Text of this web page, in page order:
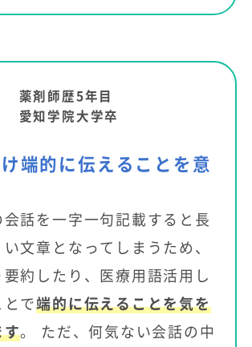
薬剤師歴5年目
愛知学院大学卒
端的に伝えることを意
話を一字一句記載すると長
文章となってしまうため、
約したり、医療用語活用し
とで端的に伝えることを気を
す。 ただ、何気ない会話の中